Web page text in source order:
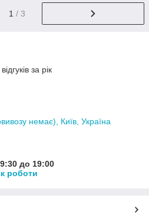
1 / 3
за рік
немає), Київ, Україна
до 19:00
роботи